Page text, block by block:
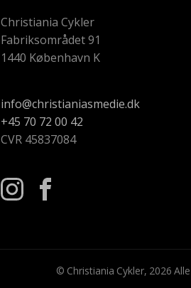
Christiania Cykler
Fabriksområdet 91
1440 København K
info@christianiasmedie.dk
+45 70 72 00 42
CVR 45837084
© Christiania Cykler, 2026